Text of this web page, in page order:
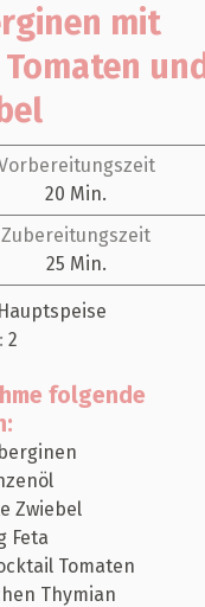
mit
Tomaten und
20 Minuten
Min.
Zubereitungszeit
25Minuten
Min.
Hauptspeise
2
folgende
Zwiebel
Feta
Tomaten
Thymian